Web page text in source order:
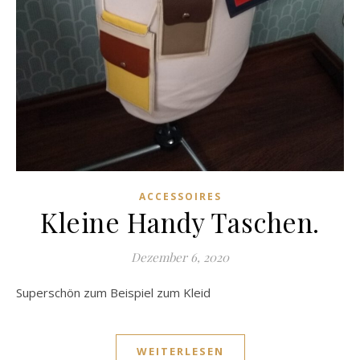
ACCESSOIRES
Kleine Handy Taschen.
Dezember 6, 2020
Superschön zum Beispiel zum Kleid
WEITERLESEN